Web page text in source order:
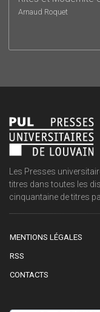
Arnaud Roquet
Les Presses
titres dans toutes les
cinquantaine de titres
MENTIONS LÉGALES
RSS
CONTACTS